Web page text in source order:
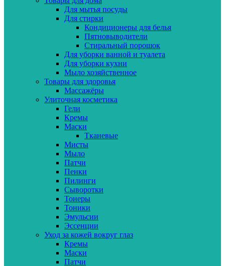
Для мытья посуды
Для стирки
Кондиционеры для белья
Пятновыводители
Стиральный порошок
Для уборки ванной и туалета
Для уборки кухни
Мыло хозяйственное
Товары для здоровья
Массажёры
Улиточная косметика
Гели
Кремы
Маски
Тканевые
Мисты
Мыло
Патчи
Пенки
Пилинги
Сыворотки
Тонеры
Тоники
Эмульсии
Эссенции
Уход за кожей вокруг глаз
Кремы
Маски
Патчи